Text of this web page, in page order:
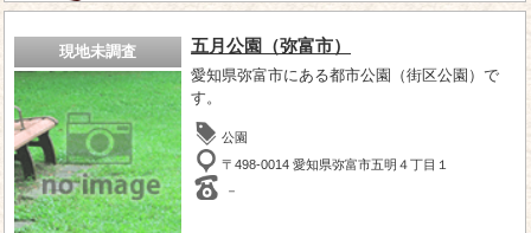
現地未調査 五月公園（弥富市）
愛知県弥富市にある都市公園（街区公園）で
す。
公園
〒498-0014 愛知県弥富市五明４丁目１
－